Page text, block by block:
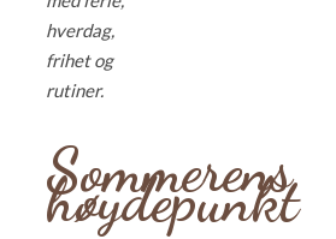
hverdag,
frihet og
rutiner.
Sommerens
høydepunkt